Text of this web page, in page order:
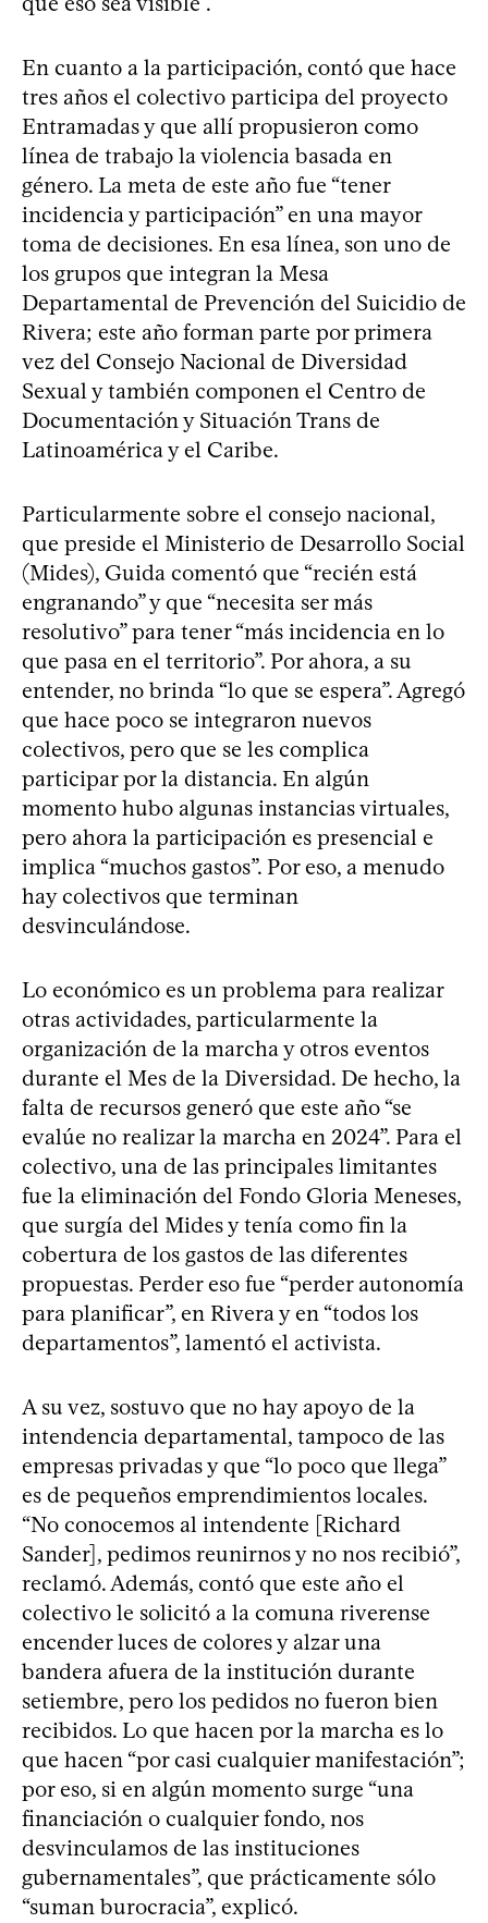
En cuanto a la participación, contó que hace
tres años el colectivo participa del proyecto
Entramadas y que allí propusieron como
línea de trabajo la violencia basada en
género. La meta de este año fue “tener
incidencia y participación” en una mayor
toma de decisiones. En esa línea, son uno de
los grupos que integran la Mesa
Departamental de Prevención del Suicidio de
Rivera; este año forman parte por primera
vez del Consejo Nacional de Diversidad
Sexual y también componen el Centro de
Documentación y Situación Trans de
Latinoamérica y el Caribe.
Particularmente sobre el consejo nacional,
que preside el Ministerio de Desarrollo Social
(Mides), Guida comentó que “recién está
engranando” y que “necesita ser más
resolutivo” para tener “más incidencia en lo
que pasa en el territorio”. Por ahora, a su
entender, no brinda “lo que se espera”. Agregó
que hace poco se integraron nuevos
colectivos, pero que se les complica
participar por la distancia. En algún
momento hubo algunas instancias virtuales,
pero ahora la participación es presencial e
implica “muchos gastos”. Por eso, a menudo
hay colectivos que terminan
desvinculándose.
Lo económico es un problema para realizar
otras actividades, particularmente la
organización de la marcha y otros eventos
durante el Mes de la Diversidad. De hecho, la
falta de recursos generó que este año “se
evalúe no realizar la marcha en 2024”. Para el
colectivo, una de las principales limitantes
fue la eliminación del Fondo Gloria Meneses,
que surgía del Mides y tenía como fin la
cobertura de los gastos de las diferentes
propuestas. Perder eso fue “perder autonomía
para planificar”, en Rivera y en “todos los
departamentos”, lamentó el activista.
A su vez, sostuvo que no hay apoyo de la
intendencia departamental, tampoco de las
empresas privadas y que “lo poco que llega”
es de pequeños emprendimientos locales.
“No conocemos al intendente [Richard
Sander], pedimos reunirnos y no nos recibió”,
reclamó. Además, contó que este año el
colectivo le solicitó a la comuna riverense
encender luces de colores y alzar una
bandera afuera de la institución durante
setiembre, pero los pedidos no fueron bien
recibidos. Lo que hacen por la marcha es lo
que hacen “por casi cualquier manifestación”;
por eso, si en algún momento surge “una
financiación o cualquier fondo, nos
desvinculamos de las instituciones
gubernamentales”, que prácticamente sólo
“suman burocracia”, explicó.